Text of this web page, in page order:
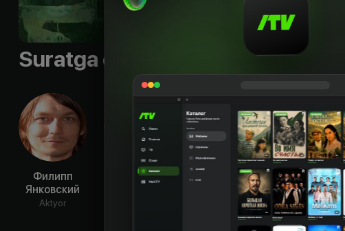
Suratga olish guruhi
Филипп
Янковский
Aktyor
Олег
Маргарита
Терехова
Анатолий
Солоницын
Aktyor